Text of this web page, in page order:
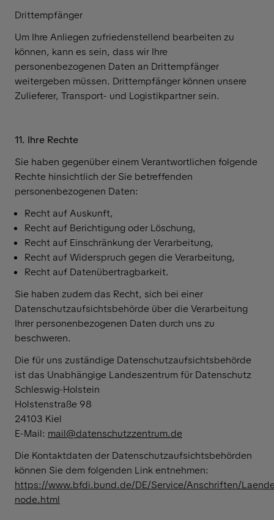
Drittempfänger
Um Ihre Anliegen zufriedenstellend bearbeiten zu
können, kann es sein, dass wir Ihre
personenbezogenen Daten an Drittempfänger
weitergeben müssen. Drittempfänger können unsere
Zulieferer, Transport- und Logistikpartner sein.
11. Ihre Rechte
Sie haben gegenüber einem Verantwortlichen folgende
Rechte hinsichtlich der Sie betreffenden
personenbezogenen Daten:
Recht auf Auskunft,
Recht auf Berichtigung oder Löschung,
Recht auf Einschränkung der Verarbeitung,
Recht auf Widerspruch gegen die Verarbeitung,
Recht auf Datenübertragbarkeit.
Sie haben zudem das Recht, sich bei einer
Datenschutzaufsichtsbehörde über die Verarbeitung
Ihrer personenbezogenen Daten durch uns zu
beschweren.
Die für uns zuständige Datenschutzaufsichtsbehörde
ist das Unabhängige Landeszentrum für Datenschutz
Schleswig-Holstein
Holstenstraße 98
24103 Kiel
E-Mail: mail@datenschutzzentrum.de
Die Kontaktdaten der Datenschutzaufsichtsbehörden
können Sie dem folgenden Link entnehmen:
https://www.bfdi.bund.de/DE/Service/Anschriften/
node.html